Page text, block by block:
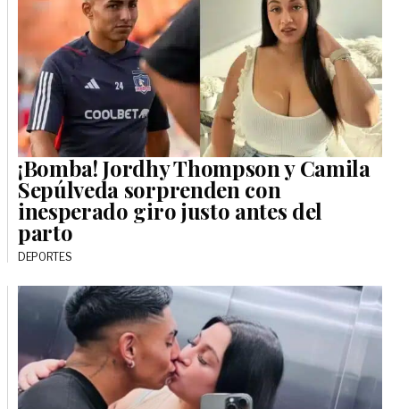
¡Bomba! Jordhy Thompson y Camila
Sepúlveda sorprenden con
inesperado giro justo antes del
parto
DEPORTES